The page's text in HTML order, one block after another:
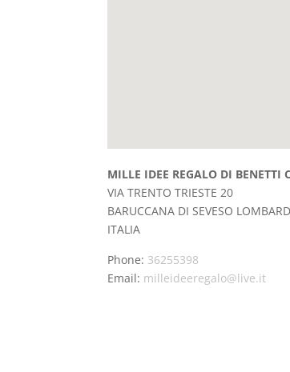
MILLE IDEE REGALO DI BENETTI
VIA TRENTO TRIESTE 20
BARUCCANA DI SEVESO
ITALIA
Phone: 36255398
Email: milleideeregalo@live.it